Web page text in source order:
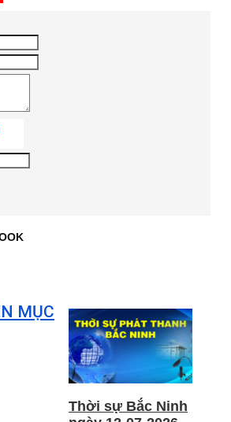
MỤC
Thời sự Bắc Ninh